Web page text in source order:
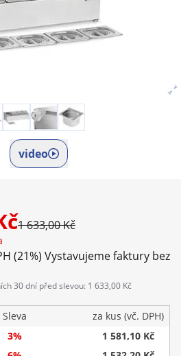
video
1 633,00 Kč
(21%) Vystavujeme faktury bez
30 dní před slevou: 1 633,00 Kč
Sleva
za kus (vč. DPH)
3%
1 581,10 Kč